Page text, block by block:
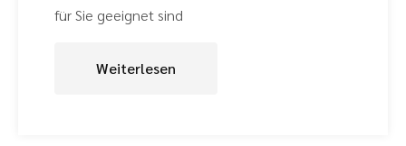
für Sie geeignet sind
Weiterlesen